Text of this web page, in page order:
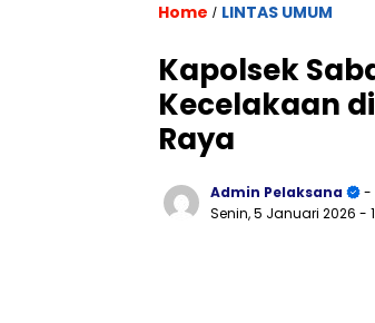
Home / LINTAS UMUM
Kapolsek
Kecelakaan
Raya
Admin Pelaksana
-
Senin, 5 Januari 2026 -